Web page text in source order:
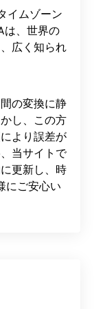
イムゾーン
は、世界の
広く知られ
の変換に静
し、この方
より誤差が
当サイトで
更新し、時
にご安心い